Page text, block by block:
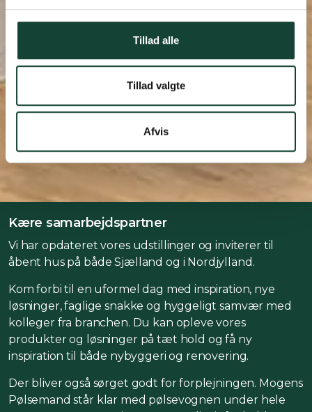
Tillad alle
Tillad valgte
Afvis
Kære samarbejdspartner
Vi har opdateret vores udstillinger og inviterer til
åbent hus på både Sjælland og i Nordjylland.
Kom forbi til en uformel dag med inspiration, nye
løsninger, faglige snakke og hyggeligt samvær med
kolleger fra branchen. Du kan opleve vores
produkter og løsninger på tæt hold og få ny
inspiration til både nybyggeri og renovering.
Der bliver også sørget godt for forplejningen. Mogens
Pølsemand står klar med pølsevognen under hele